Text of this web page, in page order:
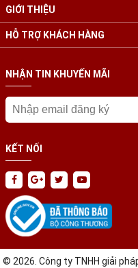
GIỚI THIỆU
HỖ TRỢ KHÁCH HÀNG
NHẬN TIN KHUYẾN MÃI
KẾT NỐI
© 2026. Công ty TNHH giải